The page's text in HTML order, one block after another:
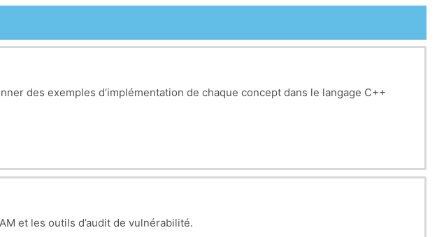
des exemples d’implémentation de chaque concept dans le langage C++
et les outils d’audit de vulnérabilité.